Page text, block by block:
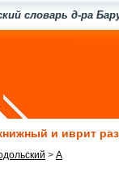
словарь д-ра
и иврит
> A